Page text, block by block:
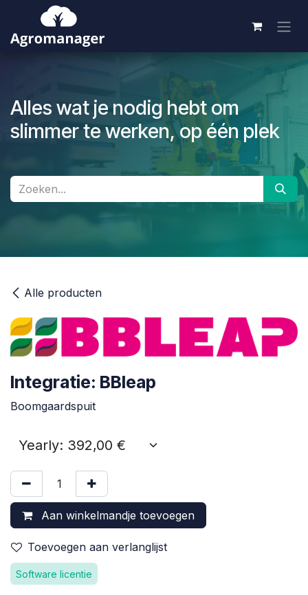
Overslaan naar inhoud
Alles wat je nodig hebt om
slimmer te werken, op één plek
Alle producten
Integratie: BBleap
Boomgaardspuit
Aan winkelmandje toevoegen
Toevoegen aan verlanglijst
Software licentie